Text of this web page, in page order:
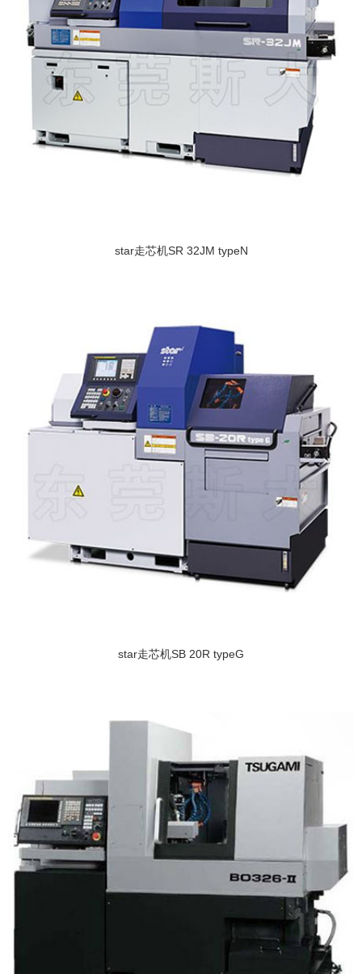
star走芯机SR 32JM typeN
star走芯机SB 20R typeG